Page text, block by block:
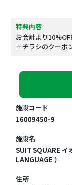
特典内容
お会計より
＋チラシのクーポ
施設コード
16009450-9
施設名
SUIT SQUARE イ
LANGUAGE ）
住所